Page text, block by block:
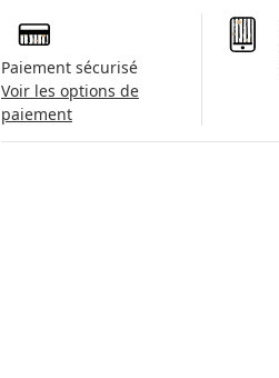
Paiement sécurisé
Voir les options de
paiement